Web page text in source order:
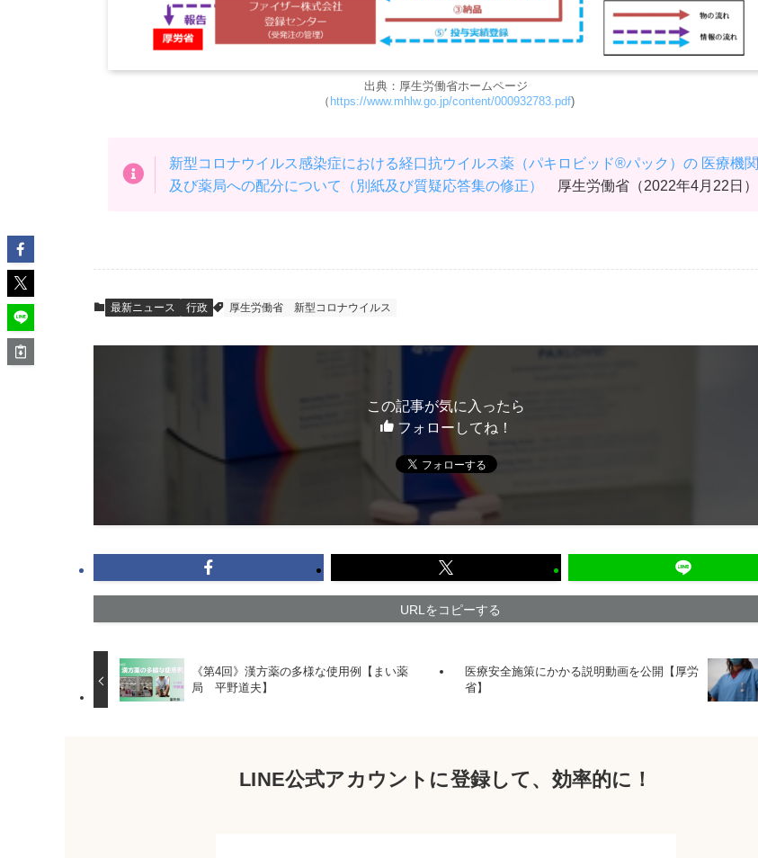
出典：厚生労働省ホームページ
（ https://www.mhlw.go.jp/content/000932783.pdf)
新型コロナウイルス感染症における経口抗ウイルス薬（パキロビッド®パック）の 医療機関
及び薬局への配分について（別紙及び質疑応答集の修正）
厚生労働省（2022年4月22日）
最新ニュース 行政 厚生労働省 新型コロナウイルス
この記事が気に入ったら
フォローしてね！
URLをコピーする
《第4回》漢方薬の多様な使用例【まい薬
局 平野道夫】
医療安全施策にかかる説明動画を公開【厚労
省】
LINE公式アカウントに登録して、効率的に！